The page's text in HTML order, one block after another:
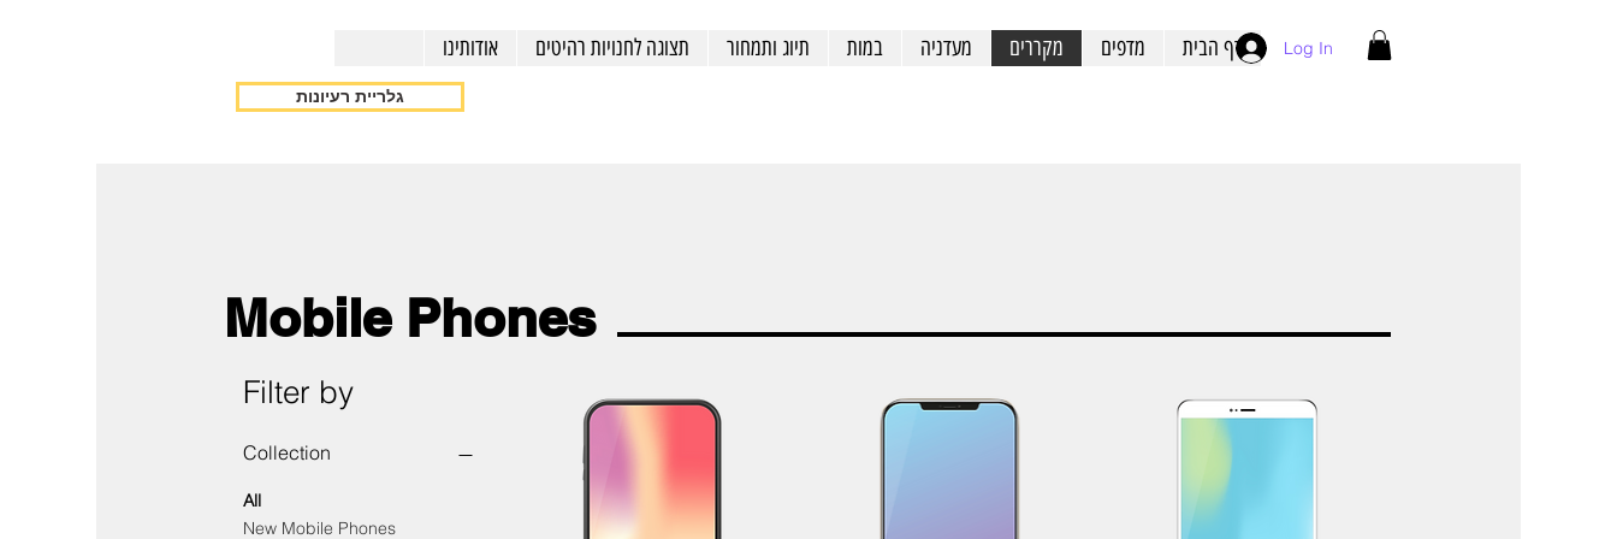
דף הבית מדפים מקררים מעדניה במות תיוג ותמחור תצוגה לחנויות רהיטים אודותינו Log In
גלריית רעיונות
Mobile Phones
Filter by
Collection
All
New Mobile Phones